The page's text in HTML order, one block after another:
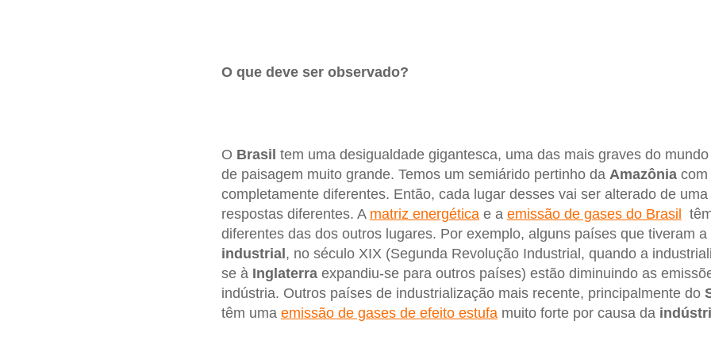
O que deve ser observado?
O Brasil tem uma desigualdade gigantesca, uma das mais graves do
de paisagem muito grande. Temos um semiárido pertinho da Amazôniacom
completamente diferentes. Então, cada lugar desses vai ser alterado de
respostas diferentes. A matriz energéticae a emissão de gases do Brasil
diferentes das dos outros lugares. Por exemplo, alguns países que tiveram a
industrial, no século XIX (Segunda Revolução Industrial, quando a
se à Inglaterraexpandiu-se para outros países) estão diminuindo as
indústria. Outros países de industrialização mais recente, principalmente do
têm uma emissão de gases de efeito estufamuito forte por causa da